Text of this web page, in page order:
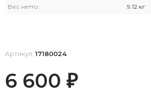
Вес нетто: 9.12 кг
Артикул: 17180024
6 600 ₽